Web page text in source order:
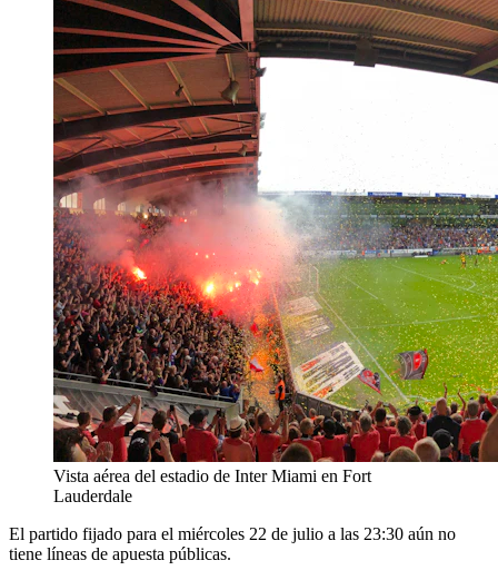
Vista aérea del estadio de Inter Miami en Fort
Lauderdale
El partido fijado para el miércoles 22 de julio a las 23:30 aún no
tiene líneas de apuesta públicas.